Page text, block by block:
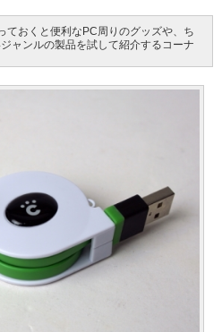
ておくと便利なPC周りのグッズや、ち
ャンルの製品を試して紹介するコーナ